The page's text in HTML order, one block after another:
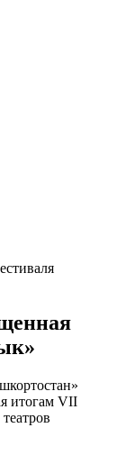
итогам VII